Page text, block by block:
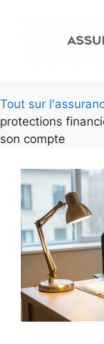
Tout sur
protections
son compte